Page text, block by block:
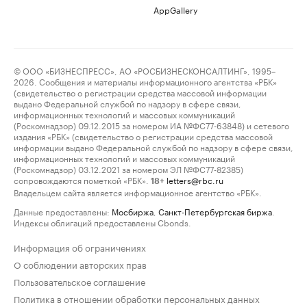
AppGallery
© ООО «БИЗНЕСПРЕСС», АО «РОСБИЗНЕСКОНСАЛТИНГ», 1995–
2026. Сообщения и материалы информационного агентства «РБК»
(свидетельство о регистрации средства массовой информации
выдано Федеральной службой по надзору в сфере связи,
информационных технологий и массовых коммуникаций
(Роскомнадзор) 09.12.2015 за номером ИА №ФС77-63848) и сетевого
издания «РБК» (свидетельство о регистрации средства массовой
информации выдано Федеральной службой по надзору в сфере связи,
информационных технологий и массовых коммуникаций
(Роскомнадзор) 03.12.2021 за номером ЭЛ №ФС77-82385)
сопровождаются пометкой «РБК».
18+ letters@rbc.ru
Владельцем сайта является информационное агентство «РБК».
Данные предоставлены: Мосбиржа Санкт-Петербургская биржа
Индексы облигаций предоставлены Cbonds.
Информация об ограничениях
О соблюдении авторских прав
Пользовательское соглашение
Политика в отношении обработки персональных данных